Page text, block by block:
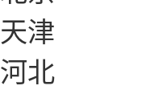
天津
河北